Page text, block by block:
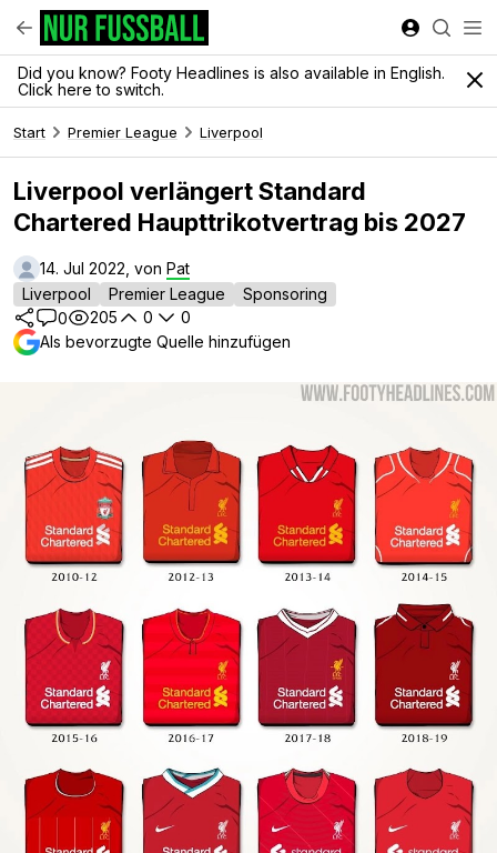
Did you know? Footy Headlines is also available in English.
Click here to switch.
Start Premier League Liverpool
Liverpool verlängert Standard
Chartered Haupttrikotvertrag bis 2027
14. Jul 2022, von Pat
Liverpool
Premier League
Sponsoring
0
205 0
0
Als bevorzugte Quelle hinzufügen